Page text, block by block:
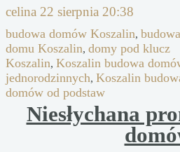
celina 22 sierpnia 20:38
budowa domów Koszalin, budowa
domu Koszalin, domy pod klucz
Koszalin, Koszalin budowa
jednorodzinnych, Koszalin
domów od podstaw
Niesłychana